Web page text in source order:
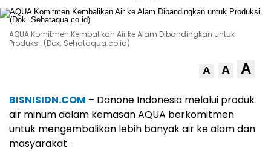
AQUA Komitmen Kembalikan Air ke Alam Dibandingkan untuk
Produksi. (Dok. Sehataqua.co.id)
A A A
BISNISIDN.COM – Danone Indonesia melalui produk
air minum dalam kemasan AQUA berkomitmen
untuk mengembalikan lebih banyak air ke alam dan
masyarakat.